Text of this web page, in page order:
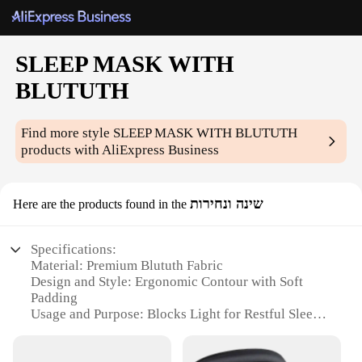
SLEEP MASK WITH
BLUTUTH
Find more style SLEEP MASK WITH BLUTUTH
products with AliExpress Business
Here are the products found in the שינה ונחירות
Specifications:
Material: Premium Blututh Fabric
Design and Style: Ergonomic Contour with Soft
Padding
Usage and Purpose: Blocks Light for Restful Sleep